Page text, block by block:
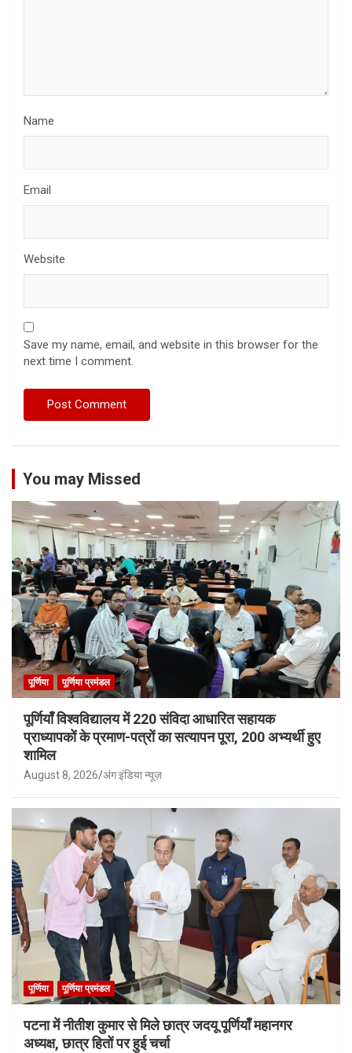
Name
Email
Website
Save my name, email, and website in this browser for the
next time I comment.
You may Missed
पूर्णिया पूर्णिया प्रमंडल
पूर्णियाँ विश्वविद्यालय में 220 संविदा आधारित सहायक
प्राध्यापकों के प्रमाण-पत्रों का सत्यापन पूरा, 200 अभ्यर्थी हुए
शामिल
August 8, 2026 अंग इंडिया न्यूज़
पूर्णिया पूर्णिया प्रमंडल
पटना में नीतीश कुमार से मिले छात्र जदयू पूर्णियाँ महानगर
अध्यक्ष, छात्र हितों पर हुई चर्चा